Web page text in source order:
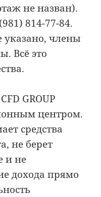
не назван).
814-77-84.
указано, члены
Всё это
GROUP
центром.
средства
не берет
и не
дохода прямо